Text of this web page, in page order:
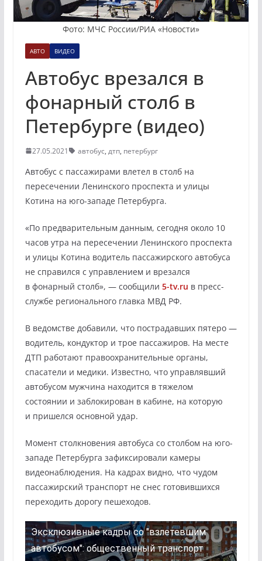
Фото: МЧС России/РИА «Новости»
АВТО ВИДЕО
Автобус врезался в
фонарный столб в
Петербурге (видео)
27.05.2021 автобус, дтп, петербург
Автобус с пассажирами влетел в столб на
пересечении Ленинского проспекта и улицы
Котина на юго-западе Петербурга.
«По предварительным данным, сегодня около 10
часов утра на пересечении Ленинского проспекта
и улицы Котина водитель пассажирского автобуса
не справился с управлением и врезался
в фонарный столб», — сообщили 5-tv.ru в пресс-
службе регионального главка МВД РФ.
В ведомстве добавили, что пострадавших пятеро —
водитель, кондуктор и трое пассажиров. На месте
ДТП работают правоохранительные органы,
спасатели и медики. Известно, что управлявший
автобусом мужчина находится в тяжелом
состоянии и заблокирован в кабине, на которую
и пришелся основной удар.
Момент столкновения автобуса со столбом на юго-
западе Петербурга зафиксировали камеры
видеонаблюдения. На кадрах видно, что чудом
пассажирский транспорт не снес готовившихся
переходить дорогу пешеходов.
Эксклюзивные кадры со "взлетевшим
автобусом": общественный транспорт